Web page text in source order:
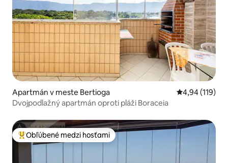
Apartmán v meste Bertioga Priemerné
4,94 (119)
Dvojpodlažný apartmán oproti pláži Boraceia
Najobľúbenejšie medzi hosťami
Obľúbené medzi hosťami